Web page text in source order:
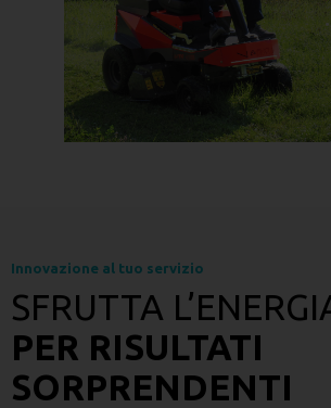
Innovazione al tuo servizio
SFRUTTA
PER RISULTATI
SORPRENDENTI